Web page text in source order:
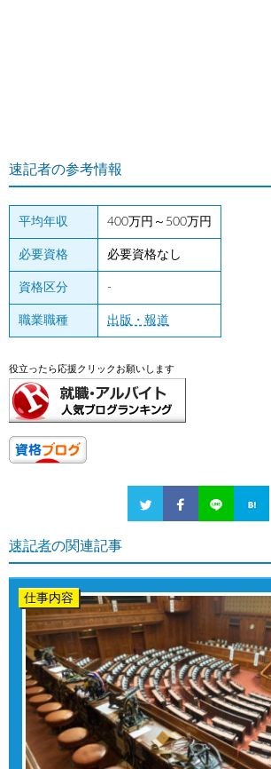
速記者の参考情報
平均年収 400万円～500万円
必要資格 必要資格なし
資格区分 -
職業職種 出版・報道
役立ったら応援クリックお願いします
速記者の関連記事
仕事内容